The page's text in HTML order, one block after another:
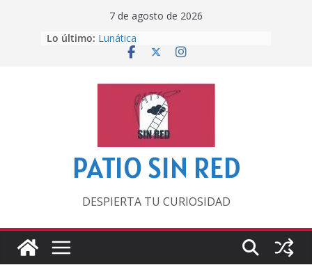
7 de agosto de 2026
Lo último: Lunática
Pero, hasta entonces…
‘La broma infinita’ de recomendar
lecturas veraniegas
Otra del Mundial
PATIO SIN RED
DESPIERTA TU CURIOSIDAD